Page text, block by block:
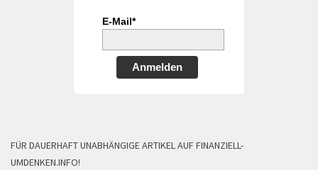
E-Mail*
Anmelden
FÜR DAUERHAFT UNABHÄNGIGE ARTIKEL AUF FINANZIELL-
UMDENKEN.INFO!